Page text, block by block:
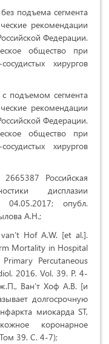
подъема сегмента
рекомендации
Федерации.
общество при
хирургов
подъемом сегмента
рекомендации
Федерации.
общество при
хирургов
Российская
дисплазии
04.05.2017; опубл.
А.Н.;
Hof A.W. [et al.].
Mortality in Hospital
Percutaneous
2016. Vol. 39. P. 4-
Ван’т Хоф А.В. [и
долгосрочную
миокарда ST,
коронарное
39. С. 4-7);